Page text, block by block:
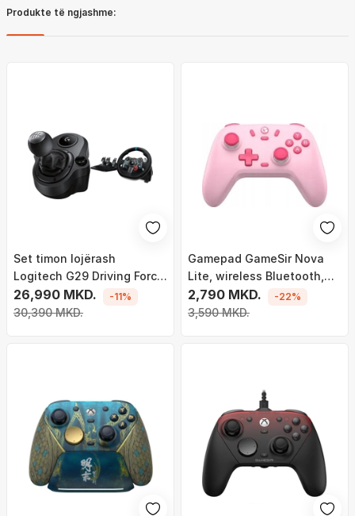
Produkte të ngjashme:
Set timon lojërash
Logitech G29 Driving Force
me shifter G29 G920,
timon garash me pedale, i
26,990 MKD.
30,390 MKD.
-11%
Gamepad GameSir Nova
Lite, wireless Bluetooth,
Hall Effect, i zi
2,790 MKD.
3,590 MKD.
-22%